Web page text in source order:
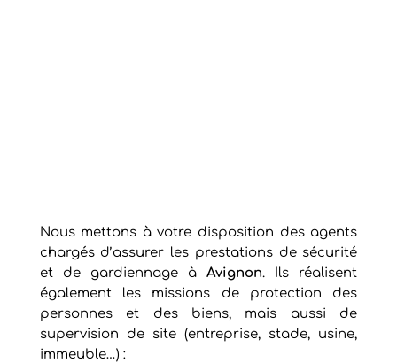
Nous mettons à votre disposition des agents
chargés d’assurer les prestations de sécurité
et de gardiennage àAvignon. Ils réalisent
également les missions de protection des
personnes et des biens, mais aussi de
supervision de site (entreprise, stade, usine,
immeuble…) :